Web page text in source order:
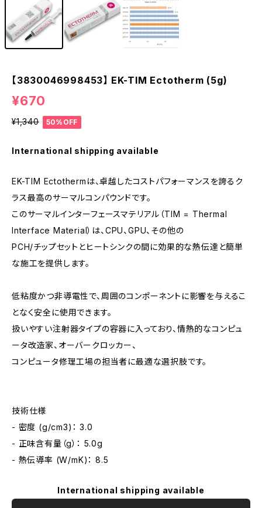
【3830046998453】 EK-TIM Ectotherm (5g)
¥670
¥1,340 50%OFF
International shipping available
EK-TIM Ectothermは、卓越したコストパフォーマンスを誇るク
ラス最高のサーマルコンパウンドです。
このサーマルインターフェースマテリアル（TIM = Thermal
Interface Material）は、CPU、GPU、その他の
PCH/チップセットとヒートシンクの間に効果的な熱伝達と簡単
な施工を提供します。
低粘度かつ非導電性で、周囲のコンポーネントに影響を与えるこ
となく安全に使用できます。
扱いやすい注射器タイプの容器に入っており、情熱的なコンピュ
ータ改造家、オーバークロッカー、
コンピュータ修理工場の担当者に最適な選択肢です。
技術仕様
- 密度 (g/cm3)： 3.0
- 正味含有量（g）： 5.0g
- 熱伝導率 (W/mK)： 8.5
International shipping available